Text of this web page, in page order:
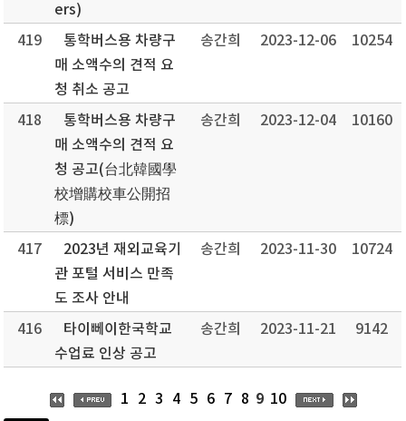
ers)
419
통학버스용 차량구
매 소액수의 견적 요
청 취소 공고
송간희 2023-12-06 10254
418
통학버스용 차량구
매 소액수의 견적 요
청 공고(台北韓國學
校增購校車公開招
標)
송간희 2023-12-04 10160
417
2023년 재외교육기
관 포털 서비스 만족
도 조사 안내
송간희 2023-11-30 10724
416
타이뻬이한국학교
수업료 인상 공고
송간희 2023-11-21 9142
1 2 3 4 5 6 7 8 9 10